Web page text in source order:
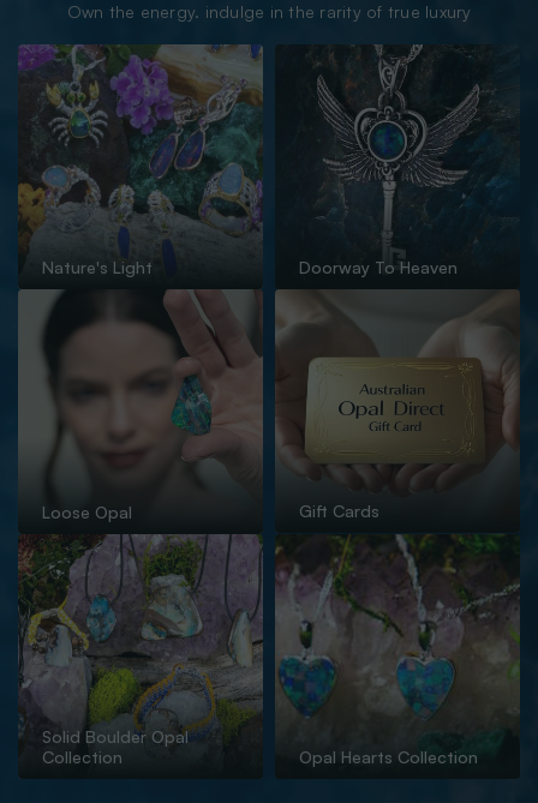
Own the energy. indulge in the rarity of true luxury
Nature's Light Doorway To Heaven
Loose Opal Gift Cards
Solid Boulder Opal
Collection
Opal Hearts Collection